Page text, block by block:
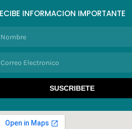
INFORMACION IMPORTANTE
SUSCRIBETE